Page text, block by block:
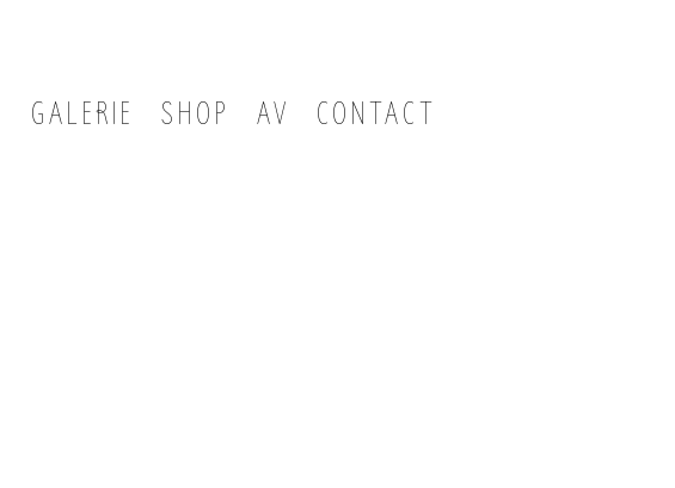
GALERIE SHOP AV CONTACT